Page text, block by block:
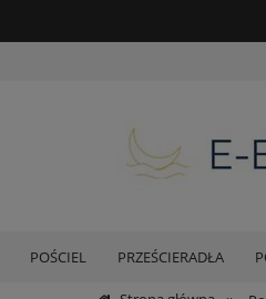
POŚCIEL PRZEŚCIERADŁA